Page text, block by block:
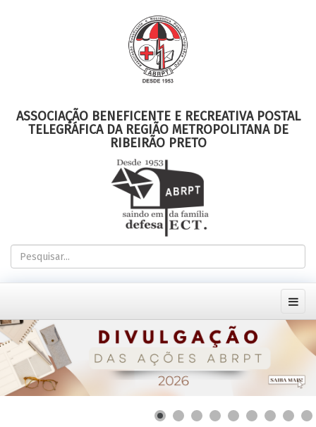
ASSOCIAÇÃO BENEFICENTE E RECREATIVA POSTAL
TELEGRÁFICA DA REGIÃO METROPOLITANA DE
RIBEIRÃO PRETO